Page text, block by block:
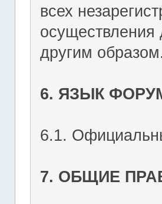
всех
другим образом.
6. ЯЗЫК
6.1.
7. ОБЩИЕ